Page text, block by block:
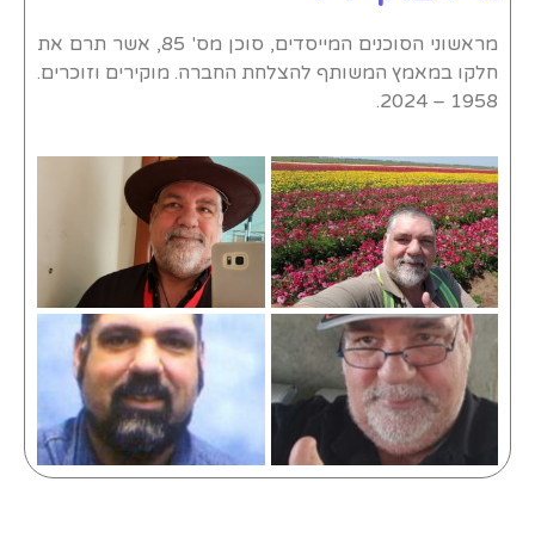
מראשוני הסוכנים המייסדים, סוכן מס' 85, אשר תרם את
חלקו במאמץ המשותף להצלחת החברה. מוקירים וזוכרים.
1958 – 2024.